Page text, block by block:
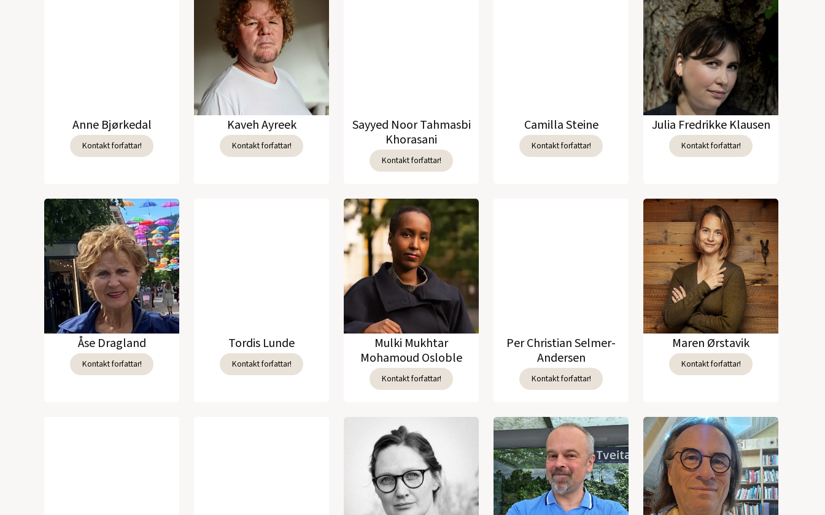
Anne Bjørkedal
Kontakt forfattar!
Kaveh Ayreek
Kontakt forfattar!
Sayyed Noor Tahmasbi
Khorasani
Kontakt forfattar!
Camilla Steine
Kontakt forfattar!
Julia Fredrikke Klausen
Kontakt forfattar!
Åse Dragland
Kontakt forfattar!
Tordis Lunde
Kontakt forfattar!
Mulki Mukhtar
Mohamoud Osloble
Kontakt forfattar!
Per Christian Selmer-
Andersen
Kontakt forfattar!
Maren Ørstavik
Kontakt forfattar!